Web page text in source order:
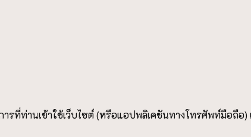
ที่ท่านเข้าใช้เว็บไซต์ (หรือแอปพลิเคชันทางโทรศัพท์มือถือ)